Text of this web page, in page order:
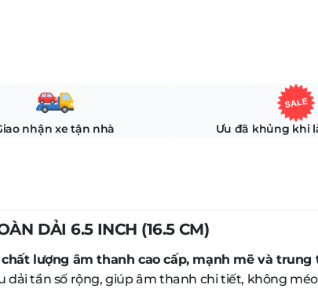
nhận xe tận nhà Ưu đã khủng khi
DẢI 6.5 INCH (16.5 CM)
chất lượng âm thanh cao cấp, mạnh mẽ và trung
tần số rộng, giúp âm thanh chi tiết, không